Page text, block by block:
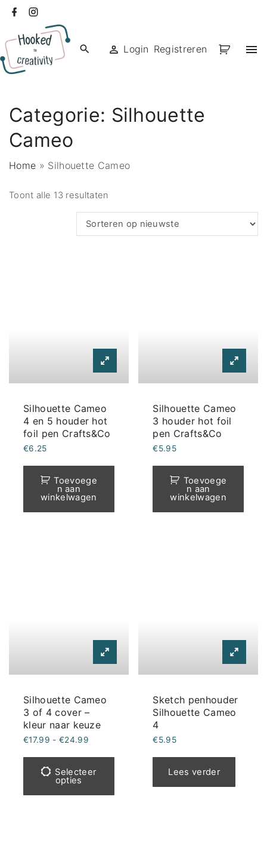
de
inhoud
facebook
Login Registreren
Categorie: Silhouette
Cameo
Home » Silhouette Cameo
Toont alle 13 resultaten
op
nieuwste
Silhouette Cameo
4 en 5 houder hot
foil pen Crafts&Co
€6.25
Toevoege
n aan
winkelwagen
Silhouette Cameo
3 houder hot foil
pen Crafts&Co
€5.95
Toevoege
n aan
winkelwagen
Silhouette Cameo
3 of 4 cover –
kleur naar keuze
€17.99 - €24.99Prijsklasse:
Selecteer
opties
Dit
Sketch penhouder
Silhouette Cameo
4
€5.95
Lees verder